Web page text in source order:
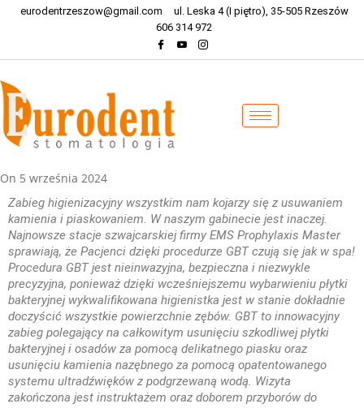
eurodentrzeszow@gmail.com
ul. Leska 4 (I piętro), 35-505 Rzeszów
606 314 972
On 5 września 2024
Zabieg higienizacyjny wszystkim nam kojarzy się z usuwaniem
kamienia i piaskowaniem. W naszym gabinecie jest inaczej.
Najnowsze stacje szwajcarskiej firmy EMS Prophylaxis Master
sprawiają, że Pacjenci dzięki procedurze GBT czują się jak w spa!
Procedura GBT jest nieinwazyjna, bezpieczna i niezwykle
precyzyjna, ponieważ dzięki wcześniejszemu wybarwieniu płytki
bakteryjnej wykwalifikowana higienistka jest w stanie dokładnie
doczyścić wszystkie powierzchnie zębów. GBT to innowacyjny
zabieg polegający na całkowitym usunięciu szkodliwej płytki
bakteryjnej i osadów za pomocą delikatnego piasku oraz
usunięciu kamienia nazębnego za pomocą opatentowanego
systemu ultradźwięków z podgrzewaną wodą. Wizyta
zakończona jest instruktażem oraz doborem przyborów do